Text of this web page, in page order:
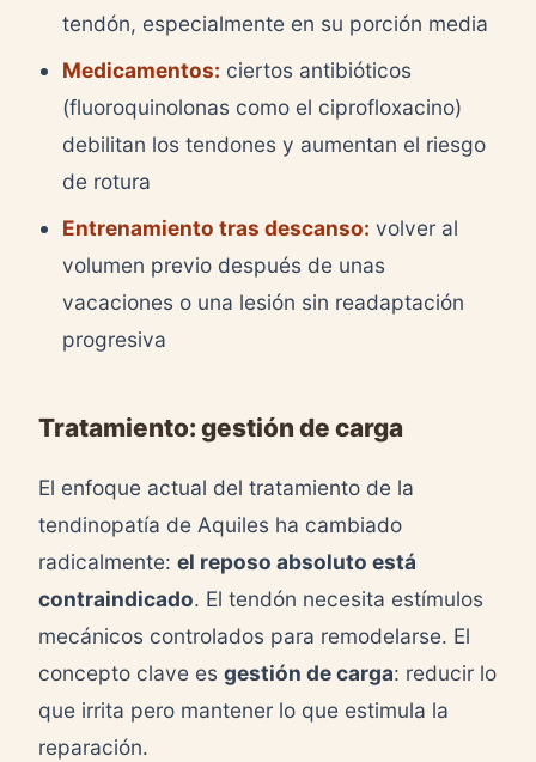
tendón, especialmente en su porción media
Medicamentos: ciertos antibióticos
(fluoroquinolonas como el ciprofloxacino)
debilitan los tendones y aumentan el riesgo
de rotura
Entrenamiento tras descanso: volver al
volumen previo después de unas
vacaciones o una lesión sin readaptación
progresiva
Tratamiento: gestión de carga
El enfoque actual del tratamiento de la
tendinopatía de Aquiles ha cambiado
radicalmente: el reposo absoluto está
contraindicado. El tendón necesita estímulos
mecánicos controlados para remodelarse. El
concepto clave es gestión de carga: reducir lo
que irrita pero mantener lo que estimula la
reparación.